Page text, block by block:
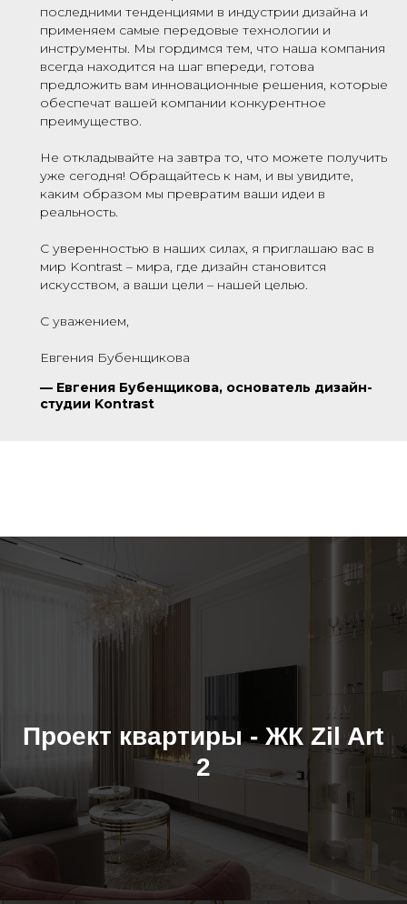
последними тенденциями в индустрии дизайна и
применяем самые передовые технологии и
инструменты. Мы гордимся тем, что наша компания
всегда находится на шаг впереди, готова
предложить вам инновационные решения, которые
обеспечат вашей компании конкурентное
преимущество.
Не откладывайте на завтра то, что можете получить
уже сегодня! Обращайтесь к нам, и вы увидите,
каким образом мы превратим ваши идеи в
реальность.
С уверенностью в наших силах, я приглашаю вас в
мир Kontrast – мира, где дизайн становится
искусством, а ваши цели – нашей целью.
С уважением,
Евгения Бубенщикова
— Евгения Бубенщикова, основатель дизайн-
студии Kontrast
Проект квартиры - ЖК Zil Art
2